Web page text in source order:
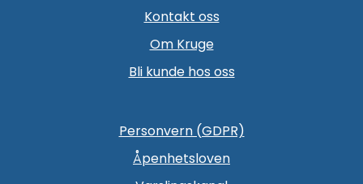
Kontakt oss
Om Kruge
Bli kunde hos oss
Personvern (GDPR)
Åpenhetsloven